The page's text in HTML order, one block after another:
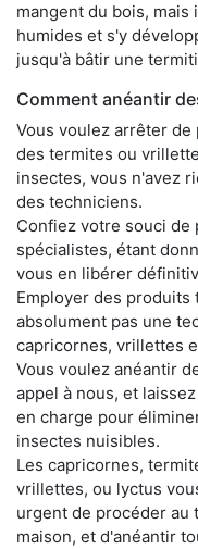
mangent du bois,
humides et s'y
jusqu'à bâtir une
Comment anéantir
Vous voulez arrêter
des termites ou
insectes, vous n'avez
des techniciens.
Confiez votre souci
spécialistes, étant
vous en libérer
Employer des produits
absolument pas une
capricornes, vrillettes
Vous voulez anéantir
appel à nous, et
en charge pour
insectes nuisibles.
Les capricornes,
vrillettes, ou lyctus
urgent de procéder au
maison, et d'anéantir